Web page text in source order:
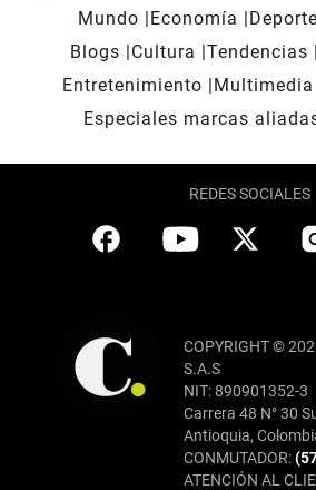
Mundo Economía
Blogs
Cultura Tendencias
Entretenimiento
Multimedia
Especiales marcas
REDES SOCIALES
COPYRIGHT ©
S.A.S
NIT: 890901352-3
Carrera 48 N° 30
Antioquia,
CONMUTADOR:
ATENCIÓN AL